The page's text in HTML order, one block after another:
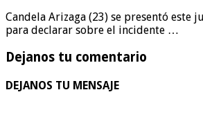
Candela Arizaga (23) se presentó este
para declarar sobre el incidente …
Dejanos tu comentario
DEJANOS TU MENSAJE